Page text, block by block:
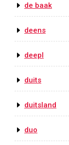
de baak
deens
deepl
duits
duitsland
duo